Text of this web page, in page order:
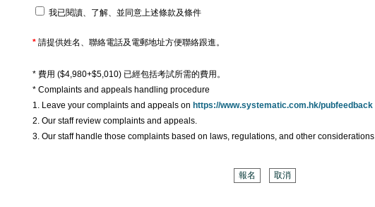
我已閱讀、了解、並同意上述條款及條件
* 請提供姓名、聯絡電話及電郵地址方便聯絡跟進。
* 費用 ($4,980+$5,010) 已經包括考試所需的費用。
* Complaints and appeals handling procedure
1. Leave your complaints and appeals on https://www.systematic.com.hk/pubfeedback
2. Our staff review complaints and appeals.
3. Our staff handle those complaints based on laws, regulations, and other considerations